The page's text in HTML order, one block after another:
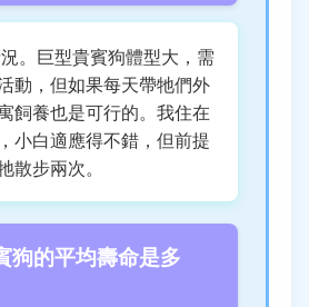
。巨型貴賓狗體型大，需
動，但如果每天帶牠們外
飼養也是可行的。我住在
小白適應得不錯，但前提
散步兩次。
狗的平均壽命是多